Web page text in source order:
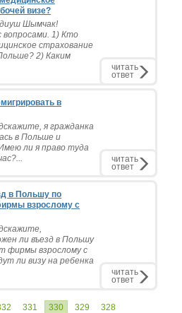
визе?
Шымчак!
1) Кто
страхование
2) Каким
читать
ответ
в
я гражданка
в Польше и
ли я право туда
читать
ответ
в Польшу по
взрослому с
ли въезд в Польшу
фирмы взрослому с
ли визу на ребенка
читать
ответ
331 330 329
328